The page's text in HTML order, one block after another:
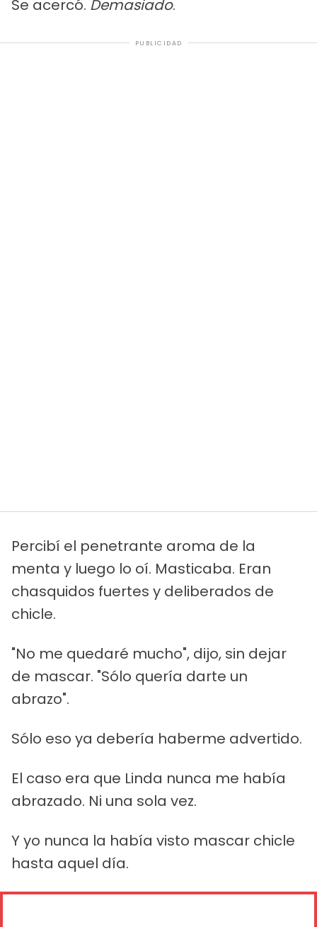
Se acercó. Demasiado.
PUBLICIDAD
Percibí el penetrante aroma de la
menta y luego lo oí. Masticaba. Eran
chasquidos fuertes y deliberados de
chicle.
"No me quedaré mucho", dijo, sin dejar
de mascar. "Sólo quería darte un
abrazo".
Sólo eso ya debería haberme advertido.
El caso era que Linda nunca me había
abrazado. Ni una sola vez.
Y yo nunca la había visto mascar chicle
hasta aquel día.